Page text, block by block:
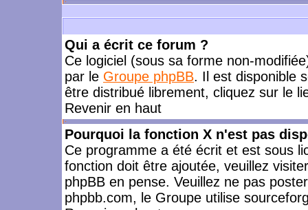
Qui a écrit ce forum ?
Ce logiciel (sous sa forme non-
par le Groupe phpBB. Il est disponible
être distribué librement, cliquez sur le
Revenir en haut
Pourquoi la fonction X n'est pas
Ce programme a été écrit et est sous
fonction doit être ajoutée, veuillez
phpBB en pense. Veuillez ne pas
phpbb.com, le Groupe utilise